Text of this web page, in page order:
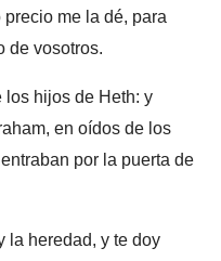
me la dé, para
de vosotros.
los hijos de Heth: y
en oídos de los
por la puerta de
la heredad, y te doy